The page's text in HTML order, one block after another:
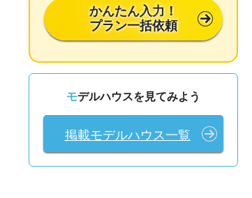
かんたん入力！
プラン一括依頼
モデルハウスを見てみよう
掲載モデルハウス一覧